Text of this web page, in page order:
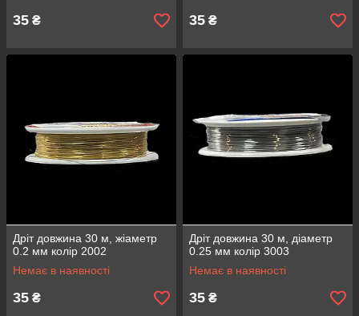
35 ₴ 35 ₴
Дріт довжина 30 м, жіаметр
0.2 мм колір 2002
Немає в наявності
35 ₴
Дріт довжина 30 м, діаметр
0.25 мм колір 3003
Немає в наявності
35 ₴